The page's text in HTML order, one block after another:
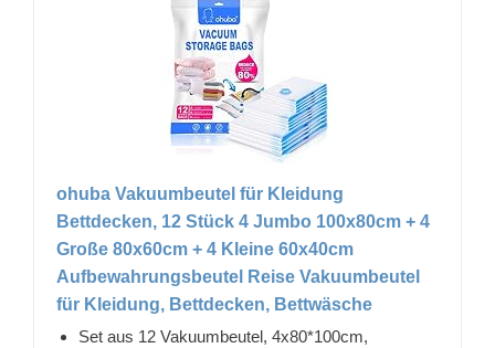
ohuba Vakuumbeutel für Kleidung
Bettdecken, 12 Stück 4 Jumbo 100x80cm + 4
Große 80x60cm + 4 Kleine 60x40cm
Aufbewahrungsbeutel Reise Vakuumbeutel
für Kleidung, Bettdecken, Bettwäsche
Set aus 12 Vakuumbeutel, 4x80*100cm,